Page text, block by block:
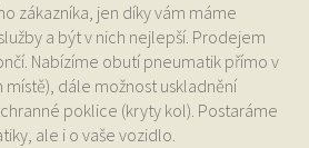
zákazníka, jen díky vám máme
a být v nich nejlepší. Prodejem
Nabízíme obutí pneumatik přímo v
místě), dále možnost uskladnění
poklice (kryty kol). Postaráme
ale i o vaše vozidlo.